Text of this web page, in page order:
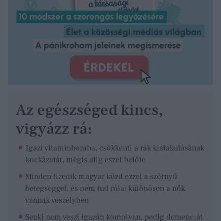
Az egészséged kincs,
vigyázz rá:
Igazi vitaminbomba, csökkenti a rák kialakulásának
kockázatát, mégis alig eszel belőle
Minden tizedik magyar küzd ezzel a szörnyű
betegséggel, és nem tud róla: különösen a nők
vannak veszélyben
Senki nem veszi igazán komolyan, pedig demenciát